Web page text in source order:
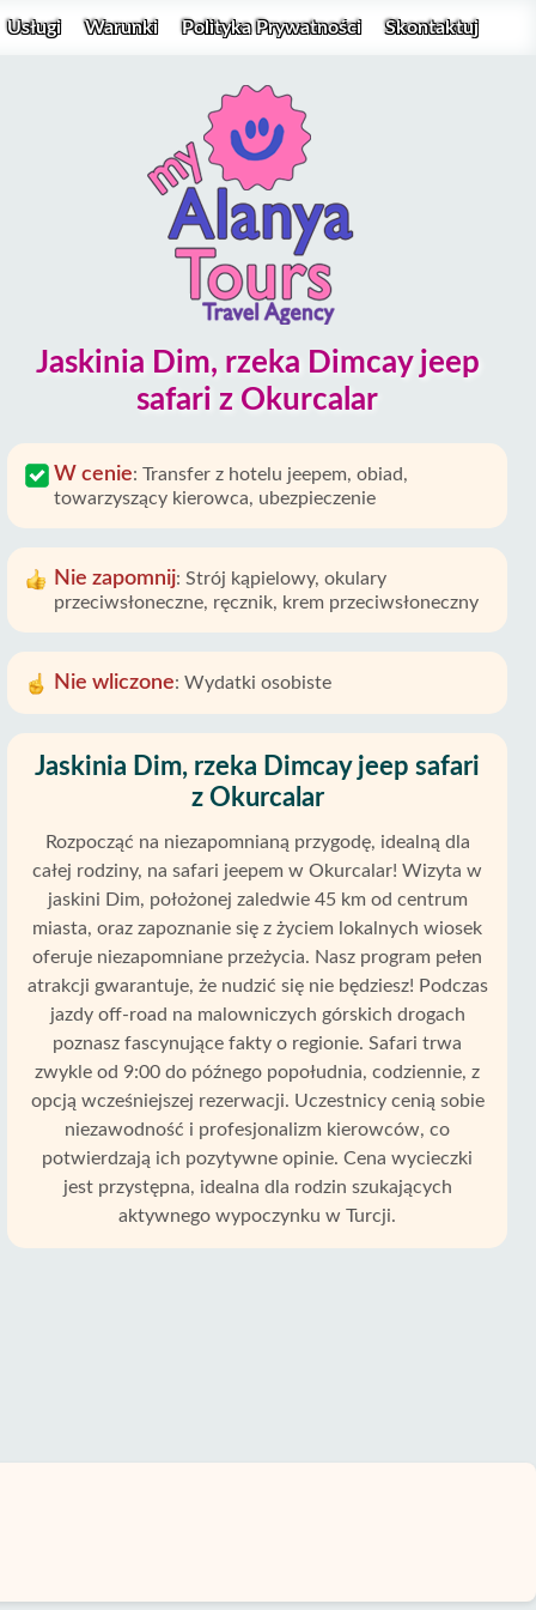
Usługi Warunki Polityka Prywatności Skontaktuj
Jaskinia Dim, rzeka Dimcay jeep
safari z Okurcalar
W cenie: Transfer z hotelu jeepem, obiad,
towarzyszący kierowca, ubezpieczenie
Nie zapomnij: Strój kąpielowy, okulary
przeciwsłoneczne, ręcznik, krem ​​​​przeciwsłoneczny
Nie wliczone: Wydatki osobiste
Jaskinia Dim, rzeka Dimcay jeep safari
z Okurcalar
Rozpocząć na niezapomnianą przygodę, idealną dla
całej rodziny, na safari jeepem w Okurcalar! Wizyta w
jaskini Dim, położonej zaledwie 45 km od centrum
miasta, oraz zapoznanie się z życiem lokalnych wiosek
oferuje niezapomniane przeżycia. Nasz program pełen
atrakcji gwarantuje, że nudzić się nie będziesz! Podczas
jazdy off-road na malowniczych górskich drogach
poznasz fascynujące fakty o regionie. Safari trwa
zwykle od 9:00 do późnego popołudnia, codziennie, z
opcją wcześniejszej rezerwacji. Uczestnicy cenią sobie
niezawodność i profesjonalizm kierowców, co
potwierdzają ich pozytywne opinie. Cena wycieczki
jest przystępna, idealna dla rodzin szukających
aktywnego wypoczynku w Turcji.